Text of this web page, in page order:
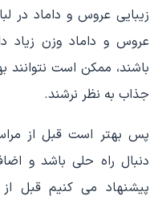
زیبایی عروس و داماد در
عروس و داماد وزن زیاد
باشند، ممکن است نتوانند
جذاب به نظر نرشند.
پس بهتر است قبل از
دنبال راه حلی باشد و
پیشنهاد می کنیم قبل